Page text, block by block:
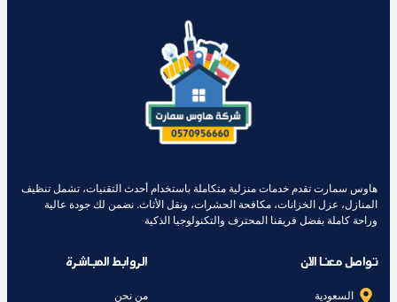
هاوس سمارت تقدم خدمات منزلية متكاملة باستخدام أحدث التقنيات، تشمل تنظيف
المنازل، عزل الخزانات، مكافحة الحشرات، ونقل الأثاث. نضمن لك جودة عالية
وراحة كاملة بفضل فريقنا المحترف والتكنولوجيا الذكية
تواصل معنا الان
السعودية
الروابط المباشرة
من نحن